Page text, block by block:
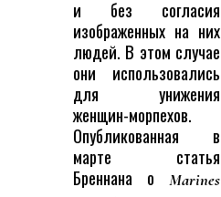
и без согласия
изображенных на них
людей. В этом случае
они использовались
для унижения
женщин-морпехов.
Опубликованная в
марте статья
Бреннана о
Marines